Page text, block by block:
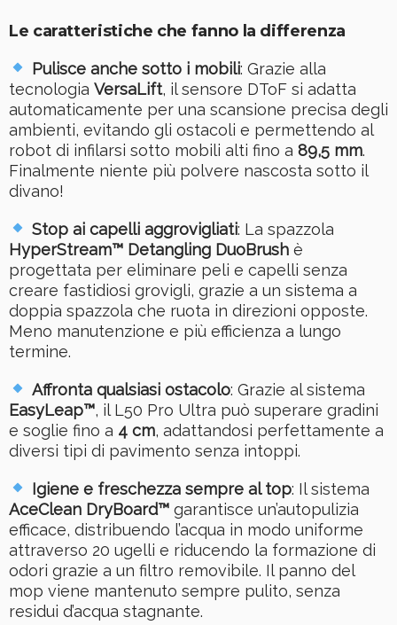
Le caratteristiche che fanno la differenza
Pulisce anche sotto i mobili: Grazie alla
tecnologia VersaLift, il sensore DToF si adatta
automaticamente per una scansione precisa degli
ambienti, evitando gli ostacoli e permettendo al
robot di infilarsi sotto mobili alti fino a 89,5 mm.
Finalmente niente più polvere nascosta sotto il
divano!
Stop ai capelli aggrovigliati: La spazzola
HyperStream™ Detangling DuoBrush è
progettata per eliminare peli e capelli senza
creare fastidiosi grovigli, grazie a un sistema a
doppia spazzola che ruota in direzioni opposte.
Meno manutenzione e più efficienza a lungo
termine.
Affronta qualsiasi ostacolo: Grazie al sistema
EasyLeap™, il L50 Pro Ultra può superare gradini
e soglie fino a 4 cm, adattandosi perfettamente a
diversi tipi di pavimento senza intoppi.
Igiene e freschezza sempre al top: Il sistema
AceClean DryBoard™ garantisce un’autopulizia
efficace, distribuendo l’acqua in modo uniforme
attraverso 20 ugelli e riducendo la formazione di
odori grazie a un filtro removibile. Il panno del
mop viene mantenuto sempre pulito, senza
residui d’acqua stagnante.